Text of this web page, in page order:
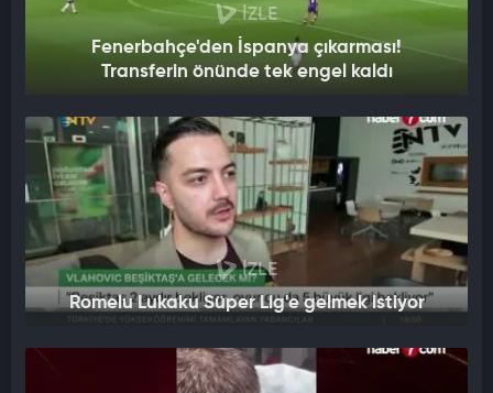
İZLE
Fenerbahçe'den İspanya çıkarması!
Transferin önünde tek engel kaldı
İZLE
Romelu Lukaku Süper Lig'e gelmek istiyor